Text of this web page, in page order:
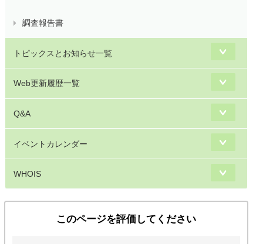
調査報告書
トピックスとお知らせ一覧
Web更新履歴一覧
Q&A
イベントカレンダー
WHOIS
このページを評価してください